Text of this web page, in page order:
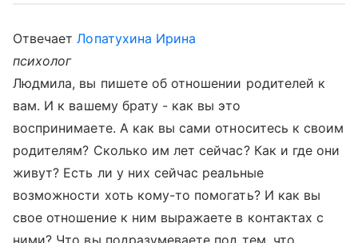
ОтвечаетЛопатухина Ирина
психолог
Людмила, вы пишете об отношении родителей к
вам. И к вашему брату - как вы это
воспринимаете. А как вы сами относитесь к своим
родителям? Сколько им лет сейчас? Как и где они
живут? Есть ли у них сейчас реальные
возможности хоть кому-то помогать? И как вы
свое отношение к ним выражаете в контактах с
ними? Что вы подразумеваете под тем, что